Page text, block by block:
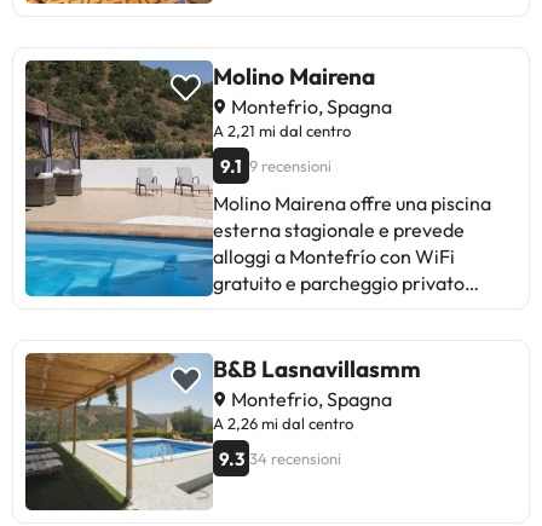
Molino Mairena
Montefrio, Spagna
A 2,21 mi dal centro
9.1 9 recensioni
Molino Mairena offre una piscina
esterna stagionale e prevede
alloggi a Montefrío con WiFi
gratuito e parcheggio privato
montagna, un’area salotto, una TV
a schermo piatto, una cucina con
frigorifero e un bagno privato con
doccia e asciugacapelli. A
disposizione anche un forno, un
B&B Lasnavillasmm
Montefrio, Spagna
A 2,26 mi dal centro
9.3 34 recensioni